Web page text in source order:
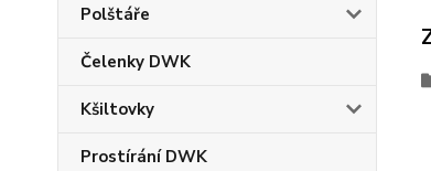
Polštáře
Čelenky DWK
Kšiltovky
Prostírání DWK